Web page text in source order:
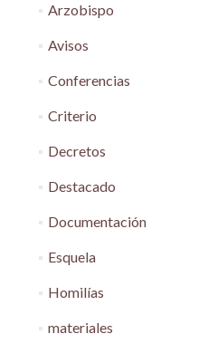
Arzobispo
Avisos
Conferencias
Criterio
Decretos
Destacado
Documentación
Esquela
Homilías
materiales